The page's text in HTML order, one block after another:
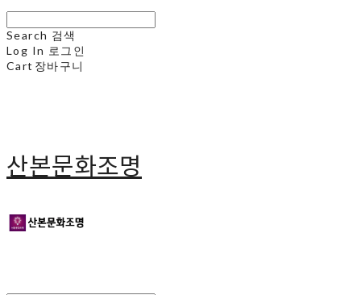
Search 검색
Log In 로그인
Cart 장바구니
산본문화조명